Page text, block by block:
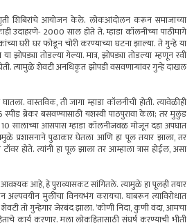
शिबिरांचे आयोजन केले. लोकआंदोलन करून समाजाच्या
उदाहरणे- 2000 साल होते ते. म्हाडा कॉलनीच्या पाठीमागे
घरी घर फोडून चोरी करण्याच्या घटना झाल्या. ते गुन्हे या
झोपड्या तोडल्या गेल्या. मात्र, झोपड्या तोडल्या म्हणून रवी
त्यामुळे शेवटी अनधिकृत झोपडी वसवणाऱ्यांवर गुन्हे दाखल
वास्तविक, ती जागा म्हाडा कॉलनीची होती. त्यावेळीही
ब्रेकर बसवण्यासाठी यशस्वी पाठपुरावा केला; तर मुलुंड
सालाच्या आसपास म्हाडा कॉलनीजवळ मोजून दहा अपघात
प्रशासनाने पुढाकार घेतला आणि हा पूल तयार झाला, तर
होते. त्यांनी हा पूल झाला तर आम्हाला त्रास होईल, असा
आहे, हे पुराव्यासकट सांगितले. त्यामुळे हा पूलही तयार
मुलींचा विनयभंग करायचा. घाबरून त्याविरोधात
तो गुन्हेगार जेरबंद झाला. ‌‘कोणी निंदा, कुणी वंदा, आमचा